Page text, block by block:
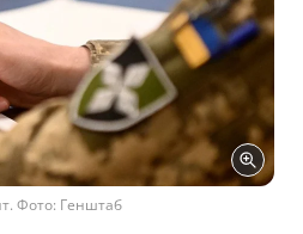
Фото: Генштаб